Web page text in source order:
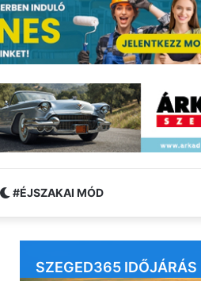
#ÉJSZAKAI MÓD
SZEGED365 IDŐJÁRÁS